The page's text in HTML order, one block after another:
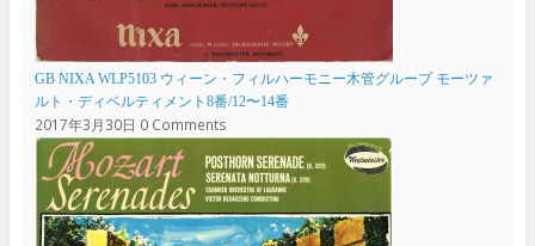
GB NIXA WLP5103 ウィーン・フィルハーモニー木管グループ モーツァ
ルト・ディベルティメント8番/12〜14番
2017年3月30日 0 Comments